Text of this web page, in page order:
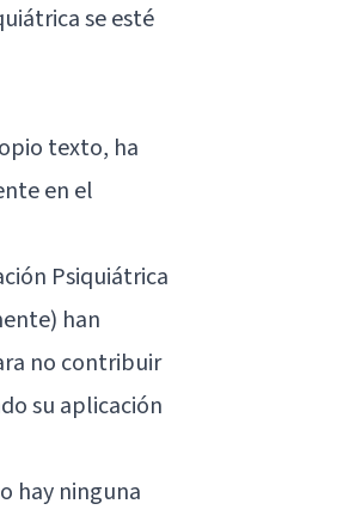
se esté
texto, ha
en el
Psiquiátrica
han
no contribuir
su aplicación
hay ninguna